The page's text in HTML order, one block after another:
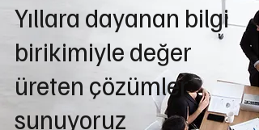
Yıllara dayanan bilgi
birikimiyle değer
üreten çözümler
sunuyoruz